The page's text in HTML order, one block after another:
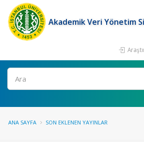
Akademik Veri Yönetim
Ara
ANA SAYFA SON EKLENEN YAYINLAR